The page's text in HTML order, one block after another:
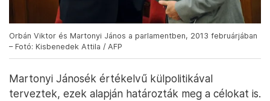
Orbán Viktor és Martonyi János a parlamentben, 2013 februárjában
– Fotó: Kisbenedek Attila / AFP
Martonyi Jánosék értékelvű külpolitikával
terveztek, ezek alapján határozták meg a célokat is.